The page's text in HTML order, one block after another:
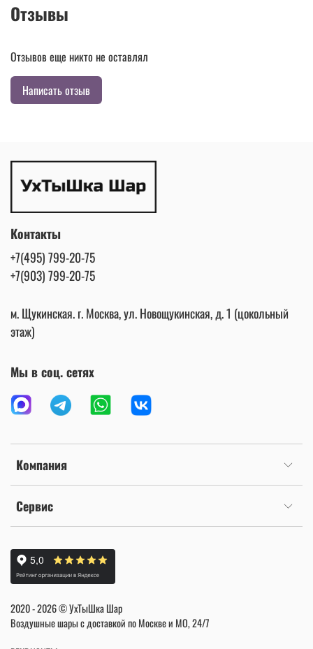
Отзывы
Отзывов еще никто не оставлял
Написать отзыв
Компания
Сервис
Контакты
+7(495) 799-20-75
+7(903) 799-20-75
м. Щукинская. г. Москва, ул. Новощукинская, д. 1 (цокольный
этаж)
Мы в соц. сетях
2020 - 2026 © УхТыШка Шар
Воздушные шары с доставкой по Москве и МО, 24/7